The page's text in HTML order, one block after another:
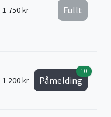
1 750 kr Fullt
1 200 kr Påmelding
10